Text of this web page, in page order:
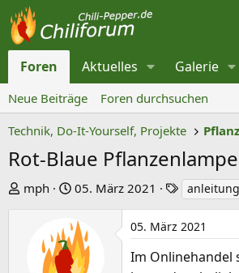
Foren Aktuelles Galerie
Neue Beiträge
Foren durchsuchen
Technik, Do-It-Yourself, Projekte
Rot-Blaue
E
mph
E
s
t
e
05. März 2021
c
h
a
anleitung
05. März 2021
Im Onlinehandel